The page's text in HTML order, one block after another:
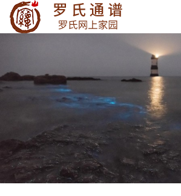
SKIP TO CONTENT